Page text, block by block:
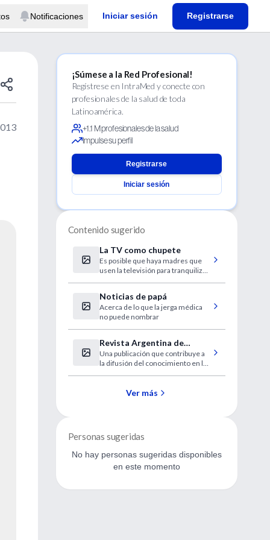
Notificaciones Iniciar sesión Registrarse
¡Súmese a la Red Profesional!
Regístrese en IntraMed y conecte con
profesionales de la salud de toda
Latinoamérica.
+1.1 M profesionales de la salud
Impulse su perfil
Registrarse
Iniciar sesión
Contenido sugerido
La TV como chupete
Es posible que haya madres que
usen la televisión para tranquilizar
Noticias de papá
Acerca de lo que la jerga médica
no puede nombrar
Revista Argentina de
Cardiología
Intervencionista
Una publicación que contribuye a
la difusión del conocimiento en la
Ver más
Personas sugeridas
No hay personas sugeridas disponibles
en este momento